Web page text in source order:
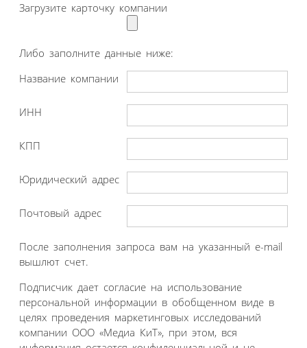
Загрузите карточку компании
Либо заполните данные ниже:
Название компании
ИНН
КПП
Юридический адрес
Почтовый адрес
После заполнения запроса вам на указанный e-mail
вышлют счет.
Подписчик дает согласие на использование
персональной информации в обобщенном виде в
целях проведения маркетинговых исследований
компании ООО «Медиа КиТ», при этом, вся